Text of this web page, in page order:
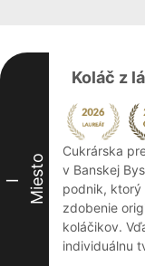
I Miesto
Koláč z
Cukrárska
v Banskej
podnik, ktorý
zdobenie
koláčikov.
individuálnu